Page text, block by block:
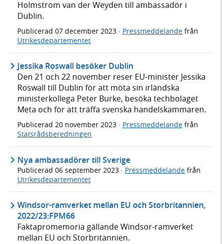
Holmström van der Weyden till ambassadör i
Dublin.
Publicerad 07 december 2023 · Pressmeddelande från
Utrikesdepartementet
Jessika Roswall besöker Dublin
Den 21 och 22 november reser EU-minister Jessika
Roswall till Dublin för att möta sin irländska
ministerkollega Peter Burke, besöka techbolaget
Meta och för att träffa svenska handelskammaren.
Publicerad 20 november 2023 · Pressmeddelande från
Statsrådsberedningen
Nya ambassadörer till Sverige
Publicerad 06 september 2023 · Pressmeddelande från
Utrikesdepartementet
Windsor-ramverket mellan EU och Storbritannien,
2022/23:FPM66
Faktapromemoria gällande Windsor-ramverket
mellan EU och Storbritannien.